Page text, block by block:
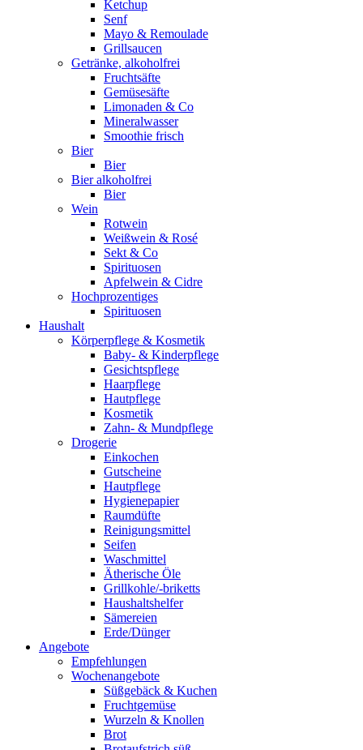
Ketchup
Senf
Mayo & Remoulade
Grillsaucen
Getränke, alkoholfrei
Fruchtsäfte
Gemüsesäfte
Limonaden & Co
Mineralwasser
Smoothie frisch
Bier
Bier
Bier alkoholfrei
Bier
Wein
Rotwein
Weißwein & Rosé
Sekt & Co
Spirituosen
Apfelwein & Cidre
Hochprozentiges
Spirituosen
Haushalt
Körperpflege & Kosmetik
Baby- & Kinderpflege
Gesichtspflege
Haarpflege
Hautpflege
Kosmetik
Zahn- & Mundpflege
Drogerie
Einkochen
Gutscheine
Hautpflege
Hygienepapier
Raumdüfte
Reinigungsmittel
Seifen
Waschmittel
Ätherische Öle
Grillkohle/-briketts
Haushaltshelfer
Sämereien
Erde/Dünger
Angebote
Empfehlungen
Wochenangebote
Süßgebäck & Kuchen
Fruchtgemüse
Wurzeln & Knollen
Brot